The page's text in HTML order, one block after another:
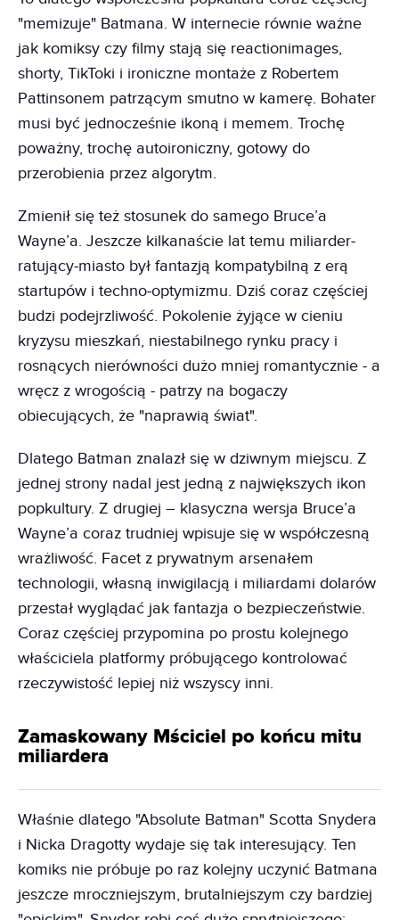
"memizuje" Batmana. W internecie równie ważne
jak komiksy czy filmy stają się reactionimages,
shorty, TikToki i ironiczne montaże z Robertem
Pattinsonem patrzącym smutno w kamerę. Bohater
musi być jednocześnie ikoną i memem. Trochę
poważny, trochę autoironiczny, gotowy do
przerobienia przez algorytm.
Zmienił się też stosunek do samego Bruce’a
Wayne’a. Jeszcze kilkanaście lat temu miliarder-
ratujący-miasto był fantazją kompatybilną z erą
startupów i techno-optymizmu. Dziś coraz częściej
budzi podejrzliwość. Pokolenie żyjące w cieniu
kryzysu mieszkań, niestabilnego rynku pracy i
rosnących nierówności dużo mniej romantycznie - a
wręcz z wrogością - patrzy na bogaczy
obiecujących, że "naprawią świat".
Dlatego Batman znalazł się w dziwnym miejscu. Z
jednej strony nadal jest jedną z największych ikon
popkultury. Z drugiej – klasyczna wersja Bruce’a
Wayne’a coraz trudniej wpisuje się w współczesną
wrażliwość. Facet z prywatnym arsenałem
technologii, własną inwigilacją i miliardami dolarów
przestał wyglądać jak fantazja o bezpieczeństwie.
Coraz częściej przypomina po prostu kolejnego
właściciela platformy próbującego kontrolować
rzeczywistość lepiej niż wszyscy inni.
Zamaskowany Mściciel po końcu mitu
miliardera
Właśnie dlatego "Absolute Batman" Scotta Snydera
i Nicka Dragotty wydaje się tak interesujący. Ten
komiks nie próbuje po raz kolejny uczynić Batmana
jeszcze mroczniejszym, brutalniejszym czy bardziej